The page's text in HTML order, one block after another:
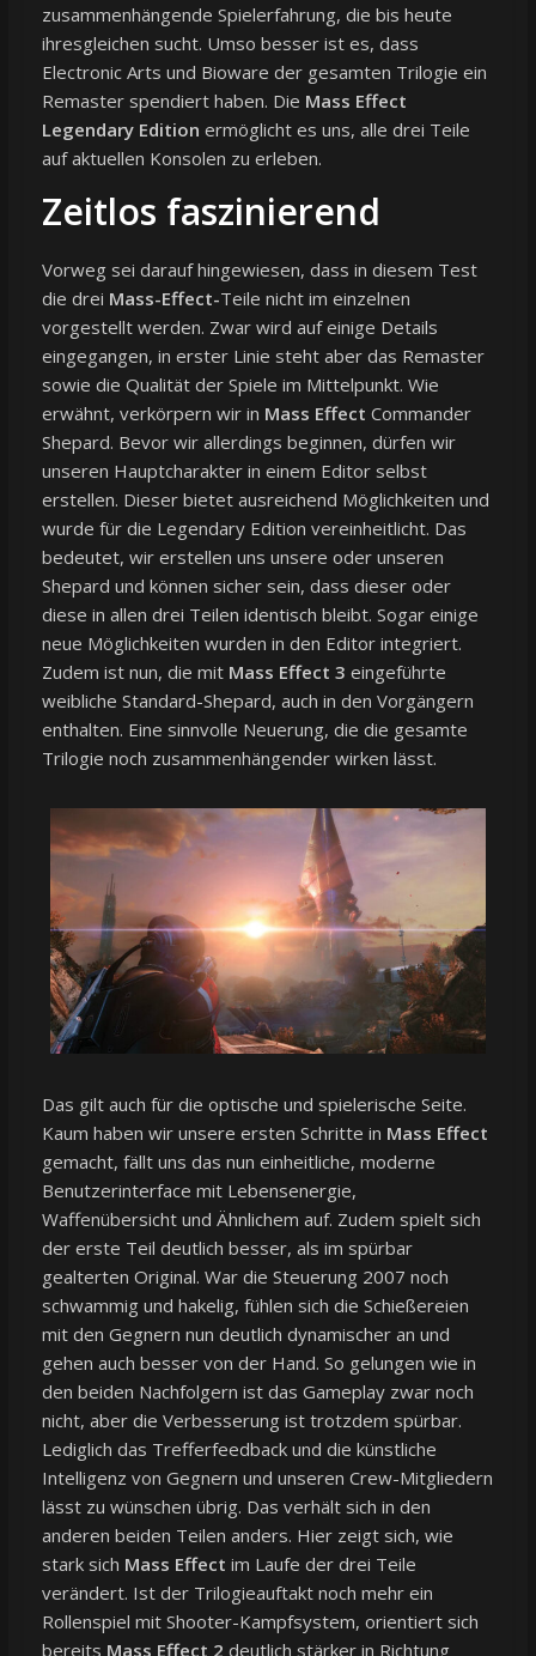
zusammenhängende Spielerfahrung, die bis heute
ihresgleichen sucht. Umso besser ist es, dass
Electronic Arts und Bioware der gesamten Trilogie ein
Remaster spendiert haben. Die Mass Effect
Legendary Edition ermöglicht es uns, alle drei Teile
auf aktuellen Konsolen zu erleben.
Zeitlos faszinierend
Vorweg sei darauf hingewiesen, dass in diesem Test
die drei Mass-Effect-Teile nicht im einzelnen
vorgestellt werden. Zwar wird auf einige Details
eingegangen, in erster Linie steht aber das Remaster
sowie die Qualität der Spiele im Mittelpunkt. Wie
erwähnt, verkörpern wir in Mass Effect Commander
Shepard. Bevor wir allerdings beginnen, dürfen wir
unseren Hauptcharakter in einem Editor selbst
erstellen. Dieser bietet ausreichend Möglichkeiten und
wurde für die Legendary Edition vereinheitlicht. Das
bedeutet, wir erstellen uns unsere oder unseren
Shepard und können sicher sein, dass dieser oder
diese in allen drei Teilen identisch bleibt. Sogar einige
neue Möglichkeiten wurden in den Editor integriert.
Zudem ist nun, die mit Mass Effect 3 eingeführte
weibliche Standard-Shepard, auch in den Vorgängern
enthalten. Eine sinnvolle Neuerung, die die gesamte
Trilogie noch zusammenhängender wirken lässt.
Das gilt auch für die optische und spielerische Seite.
Kaum haben wir unsere ersten Schritte in Mass Effect
gemacht, fällt uns das nun einheitliche, moderne
Benutzerinterface mit Lebensenergie,
Waffenübersicht und Ähnlichem auf. Zudem spielt sich
der erste Teil deutlich besser, als im spürbar
gealterten Original. War die Steuerung 2007 noch
schwammig und hakelig, fühlen sich die Schießereien
mit den Gegnern nun deutlich dynamischer an und
gehen auch besser von der Hand. So gelungen wie in
den beiden Nachfolgern ist das Gameplay zwar noch
nicht, aber die Verbesserung ist trotzdem spürbar.
Lediglich das Trefferfeedback und die künstliche
Intelligenz von Gegnern und unseren Crew-Mitgliedern
lässt zu wünschen übrig. Das verhält sich in den
anderen beiden Teilen anders. Hier zeigt sich, wie
stark sich Mass Effect im Laufe der drei Teile
verändert. Ist der Trilogieauftakt noch mehr ein
Rollenspiel mit Shooter-Kampfsystem, orientiert sich
bereits Mass Effect 2 deutlich stärker in Richtung